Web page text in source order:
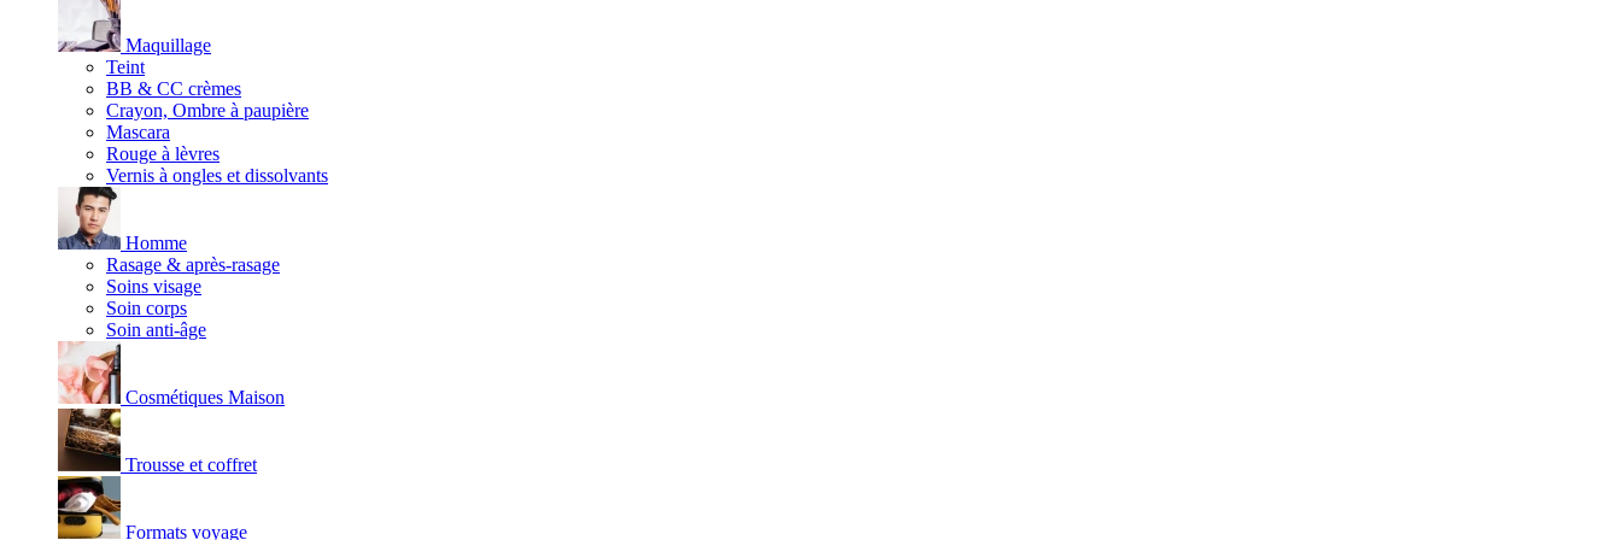
Maquillage
Teint
BB & CC crèmes
Crayon, Ombre à paupière
Mascara
Rouge à lèvres
Vernis à ongles et dissolvants
Homme
Rasage & après-rasage
Soins visage
Soin corps
Soin anti-âge
Cosmétiques Maison
Trousse et coffret
Formats voyage